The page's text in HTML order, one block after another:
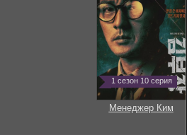
1 сезон 10 серия
Менеджер Ким